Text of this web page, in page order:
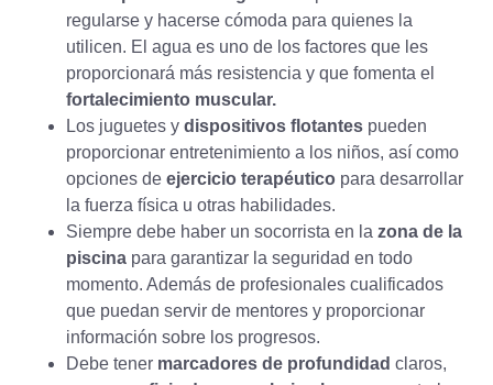
regularse y hacerse cómoda para quienes la
utilicen. El agua es uno de los factores que les
proporcionará más resistencia y que fomenta el
fortalecimiento muscular.
Los juguetes y dispositivos flotantes pueden
proporcionar entretenimiento a los niños, así como
opciones de ejercicio terapéutico para desarrollar
la fuerza física u otras habilidades.
Siempre debe haber un socorrista en la zona de la
piscina para garantizar la seguridad en todo
momento. Además de profesionales cualificados
que puedan servir de mentores y proporcionar
información sobre los progresos.
Debe tener marcadores de profundidad claros,